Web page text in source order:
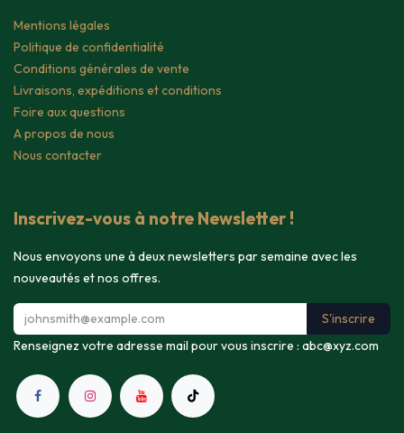
Mentions légales
Politique de confidentialité
Conditions générales de vente
Livraisons, expéditions et conditions
Foire aux questions
A propos de nous
Nous contacter
Inscrivez-vous à notre Newsletter !
Nous envoyons une à deux newsletters par semaine avec les
nouveautés et nos offres.
S'inscrire
Renseignez votre adresse mail pour vous inscrire : abc@xyz.com